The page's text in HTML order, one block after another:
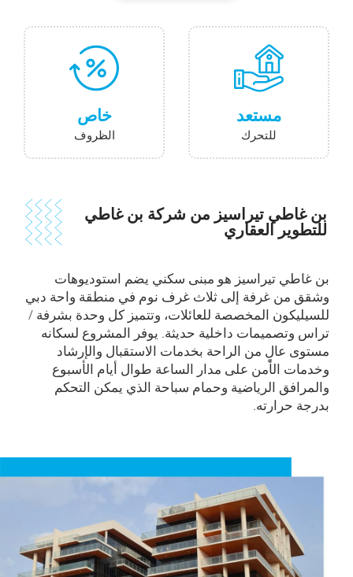
خاص
الظروف
مستعد
للتحرك
بن غاطي تيراسيز من شركة بن غاطي
للتطوير العقاري
بن غاطي تيراسيز هو مبنى سكني يضم استوديوهات
وشقق من غرفة إلى ثلاث غرف نوم في منطقة واحة دبي
للسيليكون المخصصة للعائلات، وتتميز كل وحدة بشرفة /
تراس وتصميمات داخلية حديثة. يوفر المشروع لسكانه
مستوى عالٍ من الراحة بخدمات الاستقبال والإرشاد
وخدمات الأمن على مدار الساعة طوال أيام الأسبوع
والمرافق الرياضية وحمام سباحة الذي يمكن التحكم
بدرجة حرارته.